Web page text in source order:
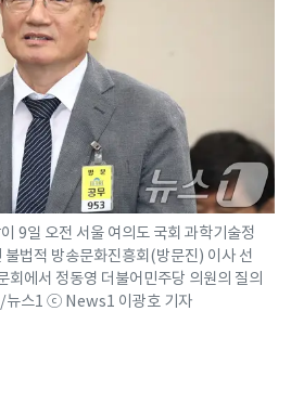
9일 오전 서울 여의도 국회 과학기술정
법적 방송문화진흥회(방문진) 이사 선
회에서 정동영 더불어민주당 의원의 질의
뉴스1 ⓒ News1 이광호 기자